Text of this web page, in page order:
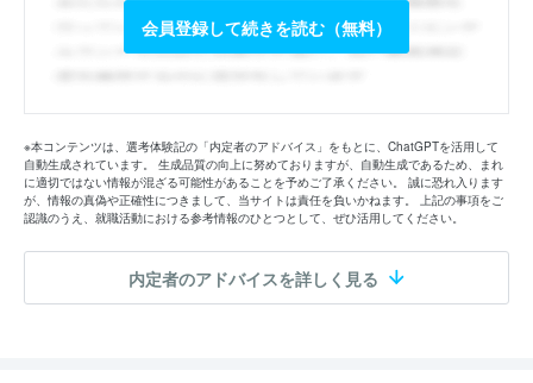
会員登録して続きを読む（無料）
※本コンテンツは、選考体験記の「内定者のアドバイス」をもとに、ChatGPTを活用して
自動生成されています。 生成品質の向上に努めておりますが、自動生成であるため、まれ
に適切ではない情報が混ざる可能性があることを予めご了承ください。 誠に恐れ入ります
が、情報の真偽や正確性につきまして、当サイトは責任を負いかねます。 上記の事項をご
認識のうえ、就職活動における参考情報のひとつとして、ぜひ活用してください。
内定者のアドバイスを詳しく見る